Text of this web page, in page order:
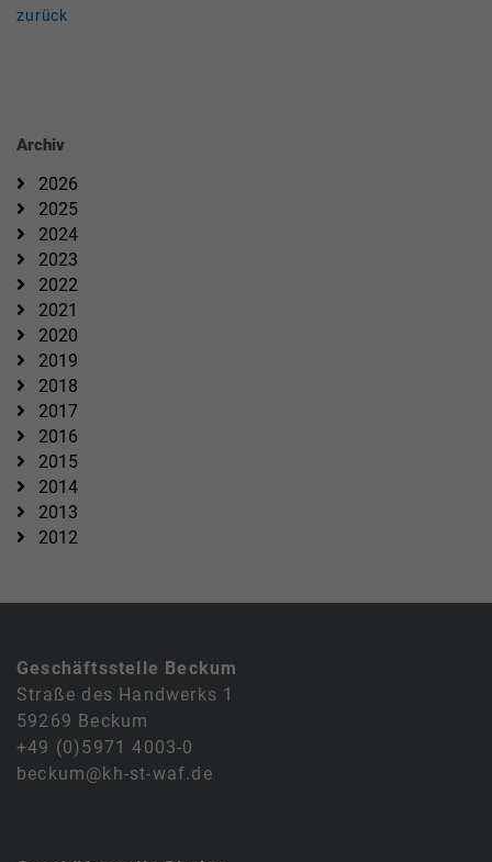
zurück
Archiv
2026
2025
2024
2023
2022
2021
2020
2019
2018
2017
2016
2015
2014
2013
2012
Geschäftsstelle Beckum
Straße des Handwerks 1
59269 Beckum
+49 (0)5971 4003-0
beckum@kh-st-waf.de